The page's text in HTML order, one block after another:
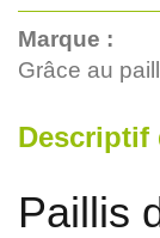
Marque :
Grâce au
Paillis